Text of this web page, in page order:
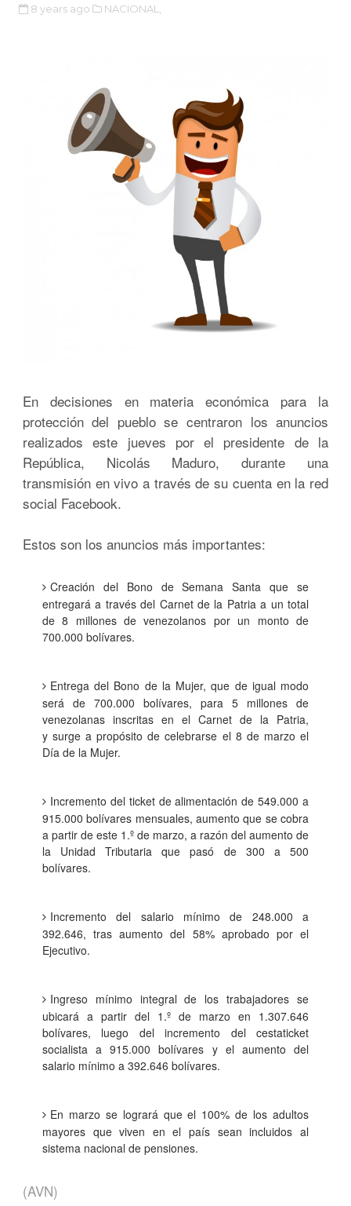
8 years ago NACIONAL,
En decisiones en materia económica para la
protección del pueblo se centraron los anuncios
realizados este jueves por el presidente de la
República, Nicolás Maduro, durante una
transmisión en vivo a través de su cuenta en la red
social Facebook.
Estos son los anuncios más importantes:
Creación del Bono de Semana Santa que se
entregará a través del Carnet de la Patria a un total
de 8 millones de venezolanos por un monto de
700.000 bolívares.
Entrega del Bono de la Mujer, que de igual modo
será de 700.000 bolívares, para 5 millones de
venezolanas inscritas en el Carnet de la Patria,
y surge a propósito de celebrarse el 8 de marzo el
Día de la Mujer.
Incremento del ticket de alimentación de 549.000 a
915.000 bolívares mensuales, aumento que se cobra
a partir de este 1.º de marzo, a razón del aumento de
la Unidad Tributaria que pasó de 300 a 500
bolívares.
Incremento del salario mínimo de 248.000 a
392.646, tras aumento del 58% aprobado por el
Ejecutivo.
Ingreso mínimo integral de los trabajadores se
ubicará a partir del 1.º de marzo en 1.307.646
bolívares, luego del incremento del cestaticket
socialista a 915.000 bolívares y el aumento del
salario mínimo a 392.646 bolívares.
En marzo se logrará que el 100% de los adultos
mayores que viven en el país sean incluidos al
sistema nacional de pensiones.
(AVN)